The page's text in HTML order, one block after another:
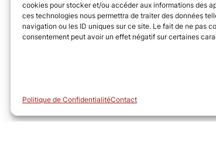
cookies pour stocker et/ou accéder aux informations des
ces technologies nous permettra de traiter des données
navigation ou les ID uniques sur ce site. Le fait de ne pas
consentement peut avoir un effet négatif sur certaines
Politique de ConfidentialitéContact